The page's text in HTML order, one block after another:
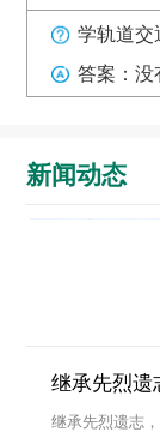
学轨道交
答案：没
新闻动态
继承先烈遗志